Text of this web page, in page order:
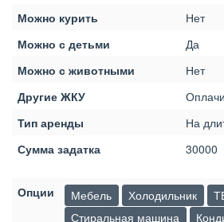
Можно курить
Нет
Можно с детьми
Да
Можно с животными
Нет
Другие ЖКУ
Тип аренды
На
Сумма задатка
30000
Опции Мебель Холодильник
Стиральная машина